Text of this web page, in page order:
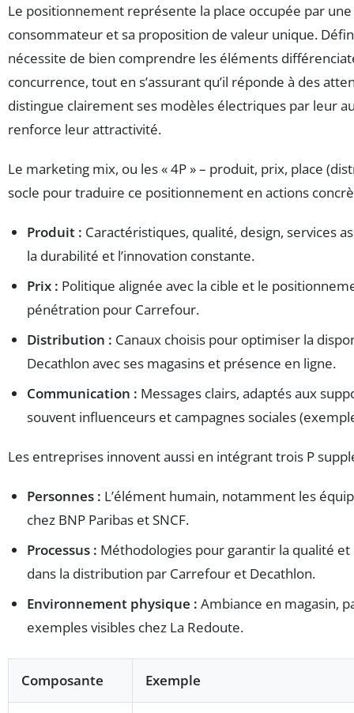
Le positionnement représente la place occupée par une
consommateur et sa proposition de valeur unique.
nécessite de bien comprendre les éléments
concurrence, tout en s’assurant qu’il réponde à des
distingue clairement ses modèles électriques par leur
renforce leur attractivité.
Le marketing mix, ou les « 4P » – produit, prix, place
socle pour traduire ce positionnement en actions
Produit : Caractéristiques, qualité, design, services
la durabilité et l’innovation constante.
Prix : Politique alignée avec la cible et le
pénétration pour Carrefour.
Distribution : Canaux choisis pour optimiser la
Decathlon avec ses magasins et présence en ligne.
Communication : Messages clairs, adaptés aux
souvent influenceurs et campagnes sociales
Les entreprises innovent aussi en intégrant trois P
Personnes : L’élément humain, notamment les
chez BNP Paribas et SNCF.
Processus : Méthodologies pour garantir la qualité et
dans la distribution par Carrefour et Decathlon.
Environnement physique : Ambiance en magasin,
exemples visibles chez La Redoute.
Composante Exemple